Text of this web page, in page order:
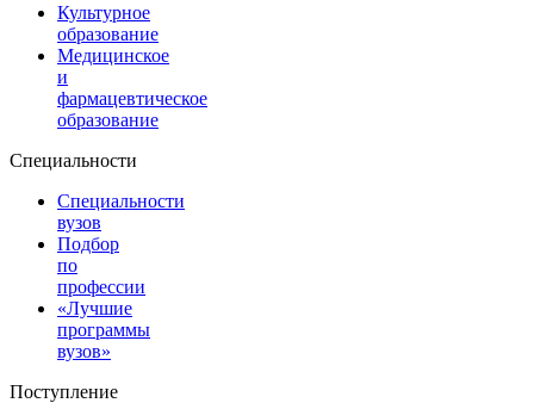
Культурное
образование
Медицинское
и
фармацевтическое
образование
Специальности
Специальности
вузов
Подбор
по
профессии
«Лучшие
программы
вузов»
Поступление